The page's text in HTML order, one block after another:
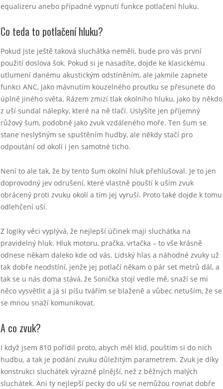
equalizeru anebo případné vypnutí funkce potlačení hluku.
Co teda to potlačení hluku?
Pokud jste ještě taková sluchátka neměli, bude pro vás první
použití doslova šok. Pokud si je nasadíte, dojde ke klasickému
utlumení danému akustickým odstíněním, ale jakmile zapnete
funkci ANC, jako mávnutím kouzelného proutku se přesunete do
úplně jiného světa. Rázem zmizí tlak okolního hluku, jako by někdo
z uší sundal nálepky, které na ně tlačí. Uslyšíte jen příjemný
růžový šum, podobně jako zvuk vzdáleného moře. Ten šum se
stane neslyšným se spuštěním hudby, ale někdy stačí pro
odpoutání od okolí i jen samotné ticho.
Není to ale tak, že by tento šum okolní hluk přehlušoval. Je to jen
doprovodný jev odrušení, které vlastně pouští k uším zvuk
obrácený proti zvuku okolí a tím jej vyruší. Proto také dojde k tomu
odlehčení uší.
Z logiky věci vyplývá, že nejlepší účinek mají sluchátka na
pravidelný hluk. Hluk motoru, pračka, vrtačka – to vše krásně
odnese někam daleko kde od vás. Lidský hlas a náhodné zvuky už
tak dobře neodstíní, jenže jej potlačí někam o pár set metrů dál, a
tak se u nás doma stává, že Sonička stojí vedle mě, snaží se mi
něco vysvětlit a já si píšu tvářím se blaženě a vůbec netuším, že se
se mnou snaží komunikovat.
A co zvuk?
I když jsem 810 pořídil proto, abych měl klid, pouštím si do nich
hudbu, a tak je podání zvuku důležitým parametrem. Zvuk je díky
konstrukci sluchátek výrazně plnější, než z běžných malých
sluchátek. Ani ty nejlepší pecky do uší se nemůžou rovnat dobře